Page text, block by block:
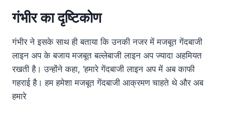
गंभीर का दृष्टिकोण
गंभीर ने इसके साथ ही बताया कि उनकी नजर में मजबूत गेंदबाजी
लाइन अप के बजाय मजबूत बल्लेबाजी लाइन अप ज्यादा अहमियत
रखती है। उन्होंने कहा, ‘हमारे गेंदबाजी लाइन अप में अब काफी
गहराई है। हम हमेशा मजबूत गेंदबाजी आक्रमण चाहते थे और अब
हमारे